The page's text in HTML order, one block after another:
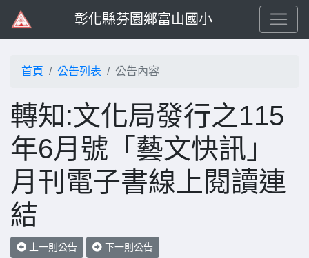
彰化縣芬園鄉富山國小
首頁 公告列表 公告內容
轉知:文化局發行之115
年6月號「藝文快訊」
月刊電子書線上閱讀連
結
上一則公告 下一則公告